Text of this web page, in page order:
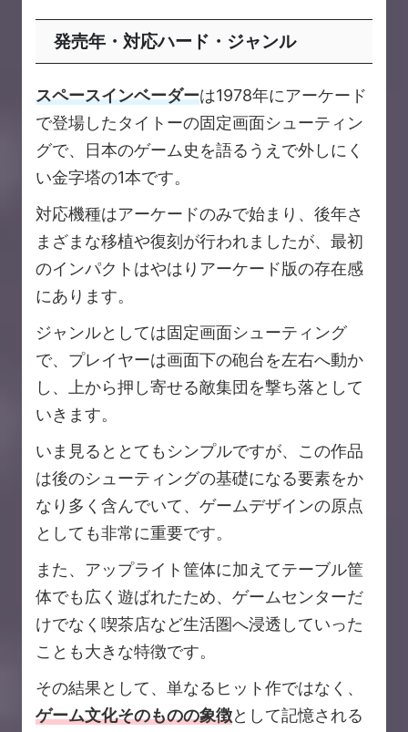
発売年・対応ハード・ジャンル
スペースインベーダーは1978年にアーケード
で登場したタイトーの固定画面シューティン
グで、日本のゲーム史を語るうえで外しにく
い金字塔の1本です。
対応機種はアーケードのみで始まり、後年さ
まざまな移植や復刻が行われましたが、最初
のインパクトはやはりアーケード版の存在感
にあります。
ジャンルとしては固定画面シューティング
で、プレイヤーは画面下の砲台を左右へ動か
し、上から押し寄せる敵集団を撃ち落として
いきます。
いま見るととてもシンプルですが、この作品
は後のシューティングの基礎になる要素をか
なり多く含んでいて、ゲームデザインの原点
としても非常に重要です。
また、アップライト筐体に加えてテーブル筐
体でも広く遊ばれたため、ゲームセンターだ
けでなく喫茶店など生活圏へ浸透していった
ことも大きな特徴です。
その結果として、単なるヒット作ではなく、
ゲーム文化そのものの象徴として記憶される